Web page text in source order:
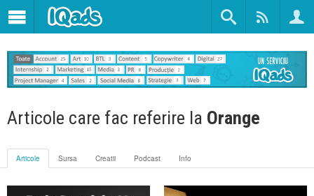
Articole care fac referire la Orange
Articole Sursa Creatii Podcast Info